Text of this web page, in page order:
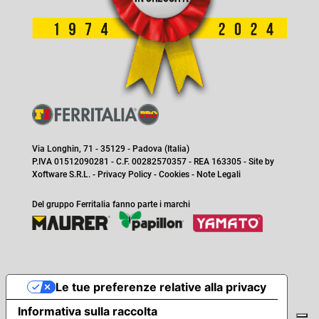
Via Longhin, 71 - 35129 - Padova (Italia)
P.IVA 01512090281 - C.F. 00282570357 - REA 163305 - Site by
Xoftware S.R.L. - Privacy Policy - Cookies - Note Legali
Del gruppo Ferritalia fanno parte i marchi
Informativa sulla raccolta
Le tue preferenze relative alla privacy